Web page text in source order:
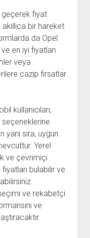
geçerek fiyat
bir hareket
da Opel
en iyi fiyatları
veya
cazip fırsatlar
kullanıcıları,
yanı sıra, uygun
Yerel
ve çevrimiçi
bulabilir ve
ve rekabetçi
ve